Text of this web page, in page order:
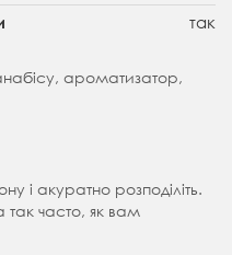
так
ароматизатор,
і акуратно розподіліть.
часто, як вам